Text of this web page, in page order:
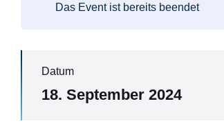
Das Event ist bereits beendet
Datum
18. September 2024